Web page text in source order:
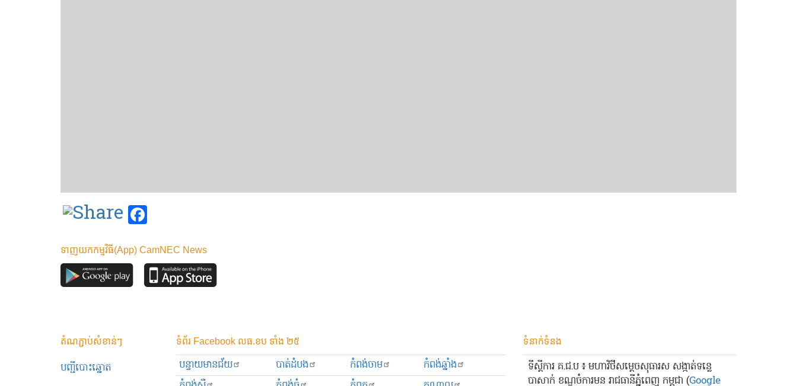
ទាញយកកម្មវិធី(App) CamNEC News
តំណភ្ជាប់សំខាន់ៗ
បញ្ជីបោះឆ្នោត
ទំព័រ Facebook លធ.ខប ទាំង ២៥
បន្ទាយមានជ័យ បាត់ដំបង កំពង់ចាម
កំពង់ឆ្នាំង
ទំនាក់ទំនង
ទីស្ដីការ គ.ជ.ប ៖ មហាវិថីសម្ដេចសុធារស សង្កាត់ទន្លេ
បាសាក់ ខណ្ឌចំការមន រាជធានីភ្នំពេញ កម្ពុជា (Google